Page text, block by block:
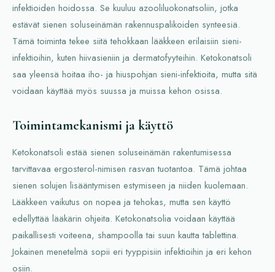
infektioiden hoidossa. Se kuuluu azooliluokonatsoliin, jotka
estävät sienen soluseinämän rakennuspalikoiden synteesiä.
Tämä toiminta tekee siitä tehokkaan lääkkeen erilaisiin sieni-
infektioihin, kuten hiivasieniin ja dermatofyyteihin. Ketokonatsoli
saa yleensä hoitaa iho- ja hiuspohjan sieni-infektioita, mutta sitä
voidaan käyttää myös suussa ja muissa kehon osissa.
Toimintamekanismi ja käyttö
Ketokonatsoli estää sienen soluseinämän rakentumisessa
tarvittavaa ergosterol-nimisen rasvan tuotantoa. Tämä johtaa
sienen solujen lisääntymisen estymiseen ja niiden kuolemaan.
Lääkkeen vaikutus on nopea ja tehokas, mutta sen käyttö
edellyttää lääkärin ohjeita. Ketokonatsolia voidaan käyttää
paikallisesti voiteena, shampoolla tai suun kautta tablettina.
Jokainen menetelmä sopii eri tyyppisiin infektioihin ja eri kehon
osiin.